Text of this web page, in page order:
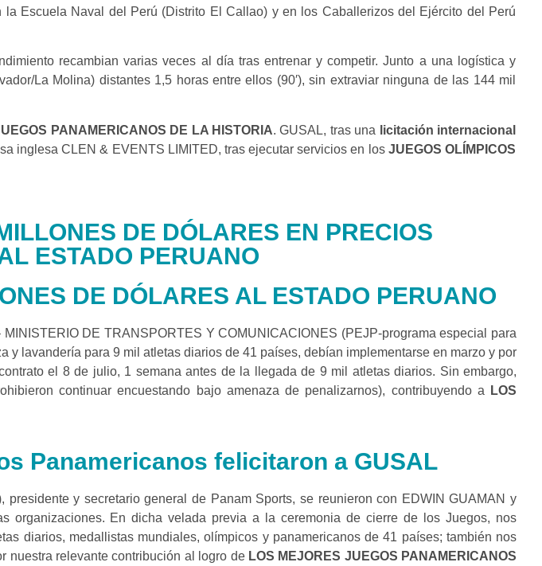
Escuela Naval del Perú (Distrito El Callao) y en los Caballerizos del Ejército del Perú
recambian varias veces al día tras entrenar y competir. Junto a una logística y
La Molina) distantes 1,5 horas entre ellos (90′), sin extraviar ninguna de las 144 mil
PANAMERICANOS DE LA HISTORIA. GUSAL, tras una
licitación internacional
inglesa CLEN & EVENTS LIMITED, tras ejecutar servicios en los JUEGOS OLÍMPICOS
DE DÓLARES EN PRECIOS
ESTADO PERUANO
DE DÓLARES AL ESTADO PERUANO
DE TRANSPORTES Y COMUNICACIONES (PEJP-programa especial para
lavandería para 9 mil atletas diarios de 41 países, debían implementarse en marzo y por
el 8 de julio, 1 semana antes de la llegada de 9 mil atletas diarios. Sin embargo,
continuar encuestando bajo amenaza de penalizarnos), contribuyendo a
LOS
Panamericanos felicitaron a GUSAL
y secretario general de Panam Sports, se reunieron con EDWIN GUAMAN y
organizaciones. En dicha velada previa a la ceremonia de cierre de los Juegos, nos
diarios, medallistas mundiales, olímpicos y panamericanos de 41 países; también nos
nuestra relevante contribución al logro de LOS MEJORES JUEGOS PANAMERICANOS